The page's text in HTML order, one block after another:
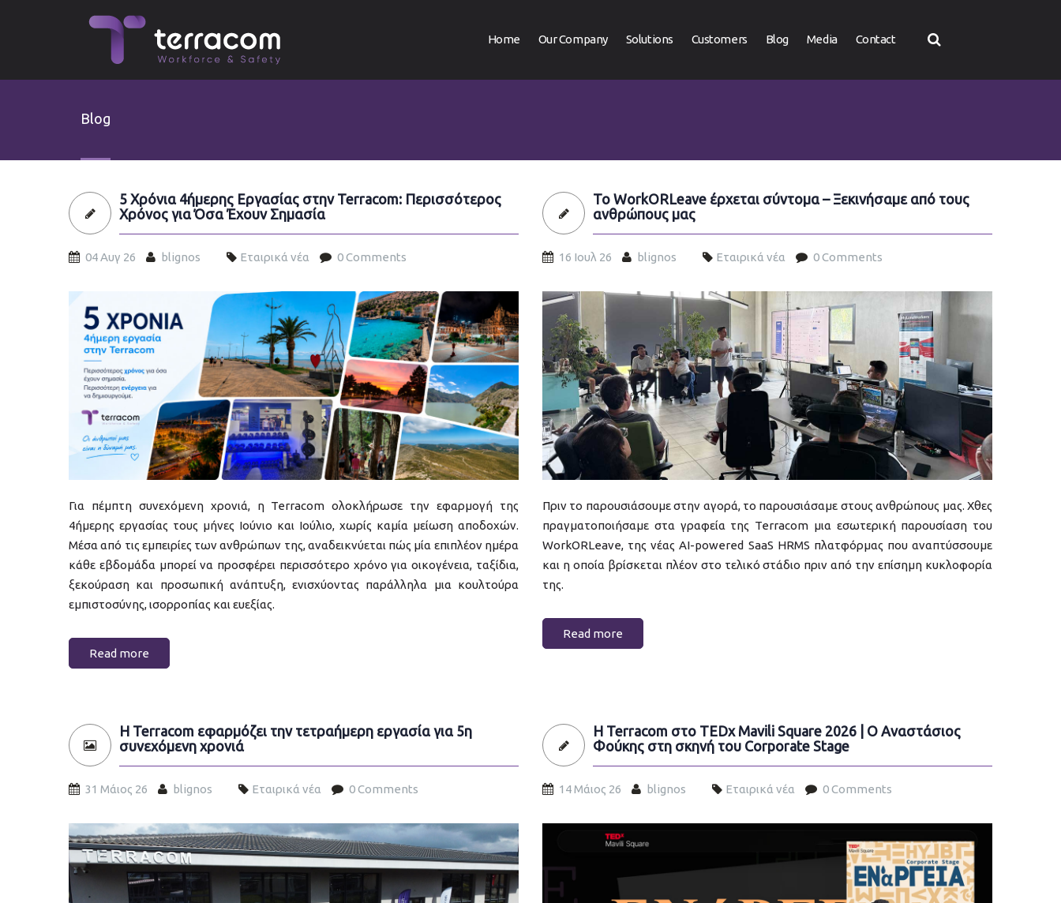
Home Our Company Solutions Customers Blog Media Contact
Blog
5 Χρόνια 4ήμερης Εργασίας στην Terracom: Περισσότερος
Χρόνος για Όσα Έχουν Σημασία
04 Αυγ 26 blignos Εταιρικά νέα 0 Comments
4day26-el.jpg
Για πέμπτη συνεχόμενη χρονιά, η Terracom ολοκλήρωσε την εφαρμογή της
4ήμερης εργασίας τους μήνες Ιούνιο και Ιούλιο, χωρίς καμία μείωση αποδοχών.
Μέσα από τις εμπειρίες των ανθρώπων της, αναδεικνύεται πώς μία επιπλέον ημέρα
κάθε εβδομάδα μπορεί να προσφέρει περισσότερο χρόνο για οικογένεια, ταξίδια,
ξεκούραση και προσωπική ανάπτυξη, ενισχύοντας παράλληλα μια κουλτούρα
εμπιστοσύνης, ισορροπίας και ευεξίας.
Read more
Το WorkORLeave έρχεται σύντομα – Ξεκινήσαμε από τους
ανθρώπους μας
16 Ιουλ 26 blignos Εταιρικά νέα 0 Comments
workorleave-almost-here-terracom.jpg
Πριν το παρουσιάσουμε στην αγορά, το παρουσιάσαμε στους ανθρώπους μας. Χθες
πραγματοποιήσαμε στα γραφεία της Terracom μια εσωτερική παρουσίαση του
WorkORLeave, της νέας AI-powered SaaS HRMS πλατφόρμας που αναπτύσσουμε
και η οποία βρίσκεται πλέον στο τελικό στάδιο πριν από την επίσημη κυκλοφορία
της.
Read more
Η Terracom εφαρμόζει την τετραήμερη εργασία για 5η
συνεχόμενη χρονιά
31 Μάιος 26 blignos Εταιρικά νέα 0 Comments
4day-workween-2026.jpg
Η Terracom στο TEDx Mavili Square 2026 | Ο Αναστάσιος
Φούκης στη σκηνή του Corporate Stage
14 Μάιος 26 blignos Εταιρικά νέα 0 Comments
tedx2026.jpg